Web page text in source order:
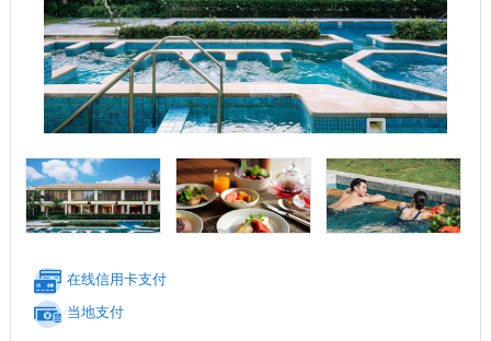
在线信用卡支付
当地支付